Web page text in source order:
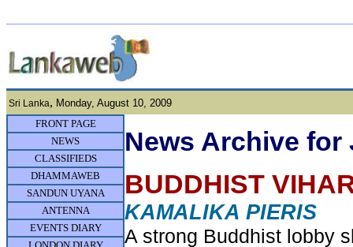
Sri Lanka, Monday, August 10, 2009
FRONT PAGE
NEWS
CLASSIFIEDS
DHAMMAWEB
SANDUN UYANA
ANTENNA
EVENTS DIARY
News Archive for
BUDDHIST
KAMALIKA PIERIS
A strong Buddhist lobby